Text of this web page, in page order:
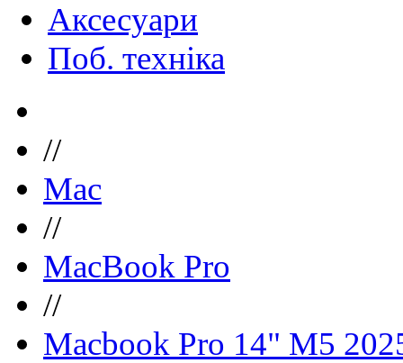
Аксесуари
Поб. техніка
//
Mac
//
MacBook Pro
//
Macbook Pro 14" M5